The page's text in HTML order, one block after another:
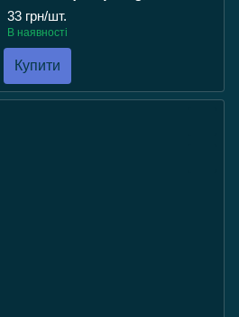
33 грн/шт.
В наявності
Купити